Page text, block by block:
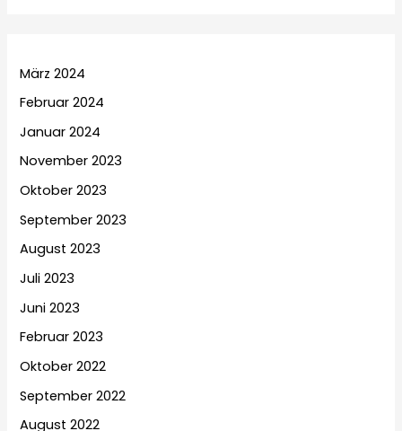
März 2024
Februar 2024
Januar 2024
November 2023
Oktober 2023
September 2023
August 2023
Juli 2023
Juni 2023
Februar 2023
Oktober 2022
September 2022
August 2022